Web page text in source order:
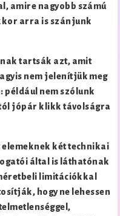
amire nagyobb számú
arra is szánjunk
tartsák azt, amit
nem jelenítjük meg
például nem szólunk
jópár klikk távolságra
két technikai
által is láthatónak
limitációkkal
hogy ne lehessen